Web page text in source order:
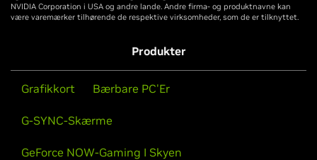
NVIDIA Corporation i USA og andre lande. Andre firma- og produktnavne kan
være varemærker tilhørende de respektive virksomheder, som de er tilknyttet.
Produkter
Grafikkort Bærbare PC'Er
G-SYNC-Skærme
GeForce NOW-Gaming I Skyen